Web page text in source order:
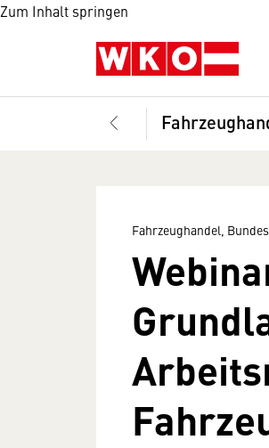
Zum Inhalt springen
Fahrzeughandel,